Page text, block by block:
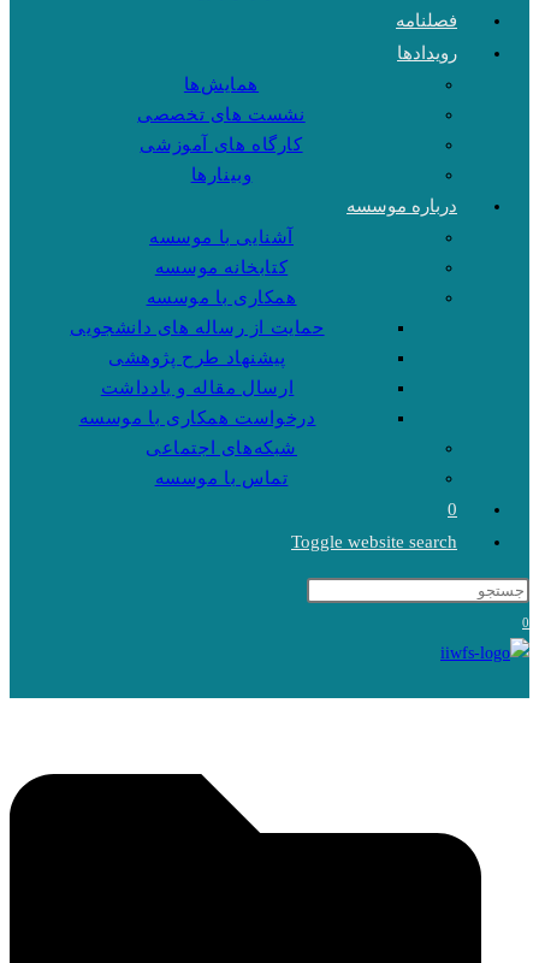
فصلنامه
رویدادها
همایش‌ها
نشست های تخصصی
کارگاه های آموزشی
وبینارها
درباره موسسه
آشنایی با موسسه
کتابخانه موسسه
همکاری با موسسه
حمایت از رساله های دانشجویی
پیشنهاد طرح پژوهشی
ارسال مقاله و یادداشت
درخواست همکاری با موسسه
شبکه‌های اجتماعی
تماس با موسسه
0
Toggle website search
0